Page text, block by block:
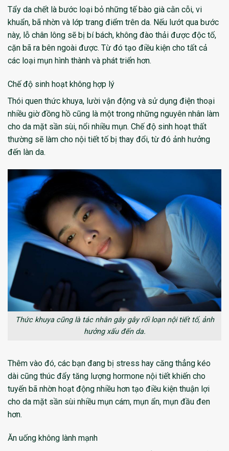
Tẩy da chết là bước loại bỏ những tế bào già cằn cỗi, vi
khuẩn, bã nhờn và lớp trang điểm trên da. Nếu lướt qua bước
này, lỗ chân lông sẽ bị bí bách, không đào thải được độc tố,
cặn bã ra bên ngoài được. Từ đó tạo điều kiện cho tất cả
các loại mụn hình thành và phát triển hơn.
Chế độ sinh hoạt không hợp lý
Thói quen thức khuya, lười vận động và sử dụng điện thoại
nhiều giờ đồng hồ cũng là một trong những nguyên nhân làm
cho da mặt sần sùi, nổi nhiều mụn. Chế độ sinh hoạt thất
thường sẽ làm cho nội tiết tố bị thay đổi, từ đó ảnh hưởng
đến làn da.
Thức khuya cũng là tác nhân gây gây rối loạn nội tiết tố, ảnh
hưởng xấu đến da.
Thêm vào đó, các bạn đang bị stress hay căng thẳng kéo
dài cũng thúc đẩy tăng lượng hormone nội tiết khiến cho
tuyến bã nhờn hoạt động nhiều hơn tạo điều kiện thuận lợi
cho da mặt sần sùi nhiều mụn cám, mụn ẩn, mụn đầu đen
hơn.
Ăn uống không lành mạnh